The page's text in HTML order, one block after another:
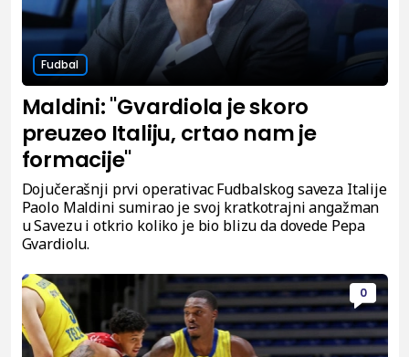
Fudbal
Maldini: "Gvardiola je skoro
preuzeo Italiju, crtao nam je
formacije"
Dojučerašnji prvi operativac Fudbalskog saveza Italije
Paolo Maldini sumirao je svoj kratkotrajni angažman
u Savezu i otkrio koliko je bio blizu da dovede Pepa
Gvardiolu.
0